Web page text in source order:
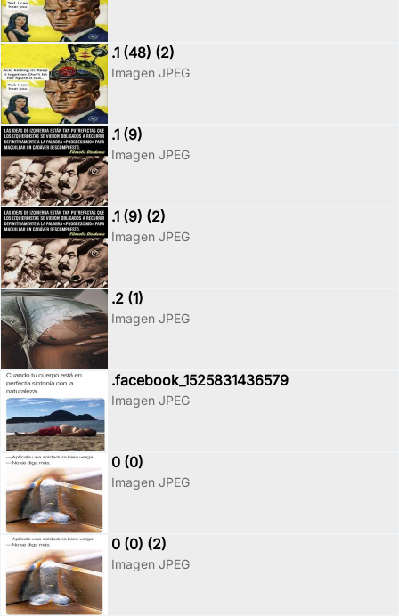
.1 (48) (2)
Imagen JPEG
.1 (9)
Imagen JPEG
.1 (9) (2)
Imagen JPEG
.2 (1)
Imagen JPEG
.facebook_1525831436579
Imagen JPEG
0 (0)
Imagen JPEG
0 (0) (2)
Imagen JPEG